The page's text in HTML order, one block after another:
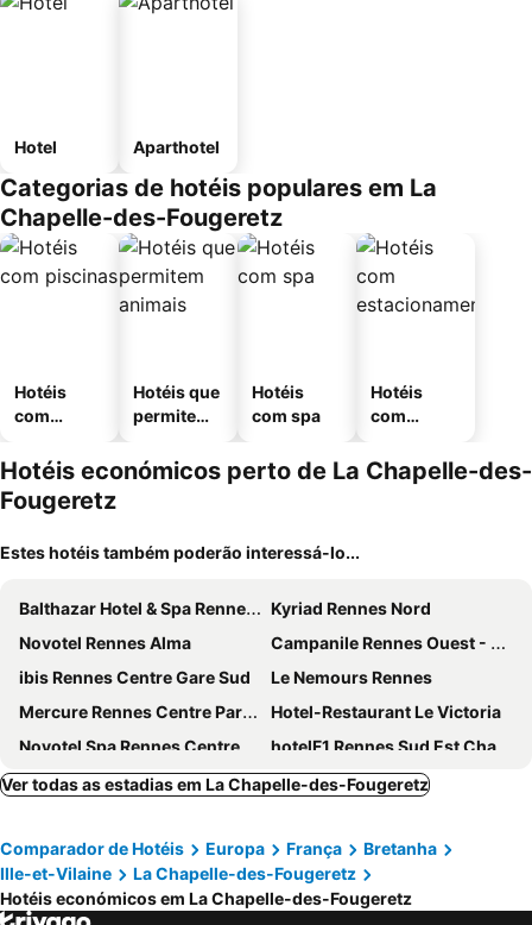
Hotel Aparthotel
Categorias de hotéis populares em La
Chapelle-des-Fougeretz
Hotéis
com
Hotéis que
permitem
Hotéis
com spa
Hotéis
com
mento
Hotéis económicos perto de La Chapelle-des-
Fougeretz
Estes hotéis também poderão interessá-lo...
Balthazar Hotel & Spa Rennes - MGallery Collection
Kyriad Rennes Nord
Novotel Rennes Alma
Campanile Rennes Ouest - Cleunay
ibis Rennes Centre Gare Sud
Le Nemours Rennes
Mercure Rennes Centre Parlement
Hotel-Restaurant Le Victoria
Novotel Spa Rennes Centre Gare
hotelF1 Rennes Sud Est Chantepie
B&B HOTEL Rennes Sud Chantepie
Ibis Budget Rennes Chantepie
Campanile Rennes Centre - Gare
ibis budget Rennes Route de Saint Malo
ibis budget Rennes Route de Lorient
Hotel des Lices
Hôtel Lanjuinais
Ver todas as estadias em La Chapelle-des-Fougeretz
Comparador de Hotéis Europa França
Bretanha
Ille-et-Vilaine
La Chapelle-des-Fougeretz
Hotéis económicos em La Chapelle-des-Fougeretz